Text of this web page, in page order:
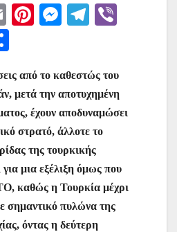
E
m
ai
l
Pi
e
st
M
s
e
n
g
er
T
gr
a
m
ρ
α
σ
τε
ίτ
ε
από το καθεστώς του
μετά την αποτυχημένη
έχουν αποδυναμώσει
στρατό, άλλοτε το
της τουρκικής
μια εξέλιξη όμως που
καθώς η Τουρκία μέχρι
σημαντικό πυλώνα της
όντας η δεύτερη